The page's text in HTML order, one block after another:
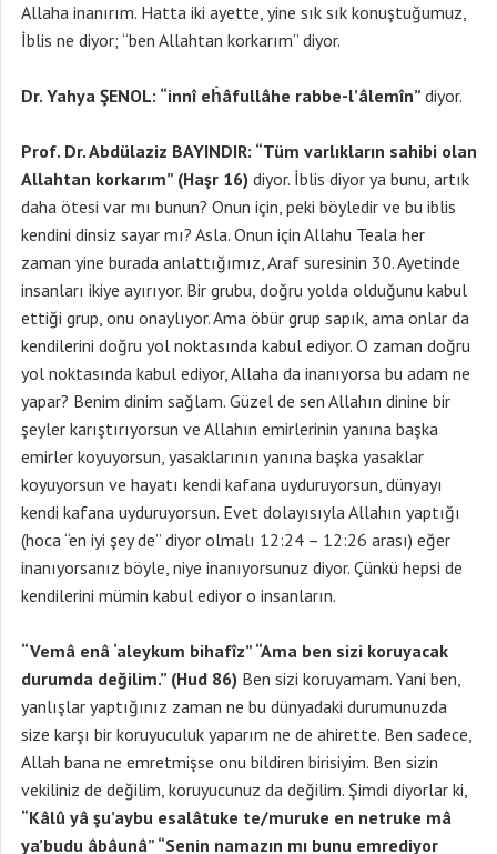
Allaha inanırım. Hatta iki ayette, yine sık sık konuştuğumuz,
İblis ne diyor; “ben Allahtan korkarım” diyor.
Dr. Yahya ŞENOL: “innî eḣâfullâhe rabbe-l’âlemîn” diyor.
Prof. Dr. Abdülaziz BAYINDIR: “Tüm varlıkların sahibi olan
Allahtan korkarım” (Haşr 16) diyor. İblis diyor ya bunu, artık
daha ötesi var mı bunun? Onun için, peki böyledir ve bu iblis
kendini dinsiz sayar mı? Asla. Onun için Allahu Teala her
zaman yine burada anlattığımız, Araf suresinin 30. Ayetinde
insanları ikiye ayırıyor. Bir grubu, doğru yolda olduğunu kabul
ettiği grup, onu onaylıyor. Ama öbür grup sapık, ama onlar da
kendilerini doğru yol noktasında kabul ediyor. O zaman doğru
yol noktasında kabul ediyor, Allaha da inanıyorsa bu adam ne
yapar? Benim dinim sağlam. Güzel de sen Allahın dinine bir
şeyler karıştırıyorsun ve Allahın emirlerinin yanına başka
emirler koyuyorsun, yasaklarının yanına başka yasaklar
koyuyorsun ve hayatı kendi kafana uyduruyorsun, dünyayı
kendi kafana uyduruyorsun. Evet dolayısıyla Allahın yaptığı
(hoca “en iyi şey de” diyor olmalı 12:24 – 12:26 arası) eğer
inanıyorsanız böyle, niye inanıyorsunuz diyor. Çünkü hepsi de
kendilerini mümin kabul ediyor o insanların.
“Vemâ enâ ‘aleykum bihafîz” “Ama ben sizi koruyacak
durumda değilim.” (Hud 86) Ben sizi koruyamam. Yani ben,
yanlışlar yaptığınız zaman ne bu dünyadaki durumunuzda
size karşı bir koruyuculuk yaparım ne de ahirette. Ben sadece,
Allah bana ne emretmişse onu bildiren birisiyim. Ben sizin
vekiliniz de değilim, koruyucunuz da değilim. Şimdi diyorlar ki,
“Kâlû yâ şu’aybu esalâtuke te/muruke en netruke mâ
ya’budu âbâunâ” “Senin namazın mı bunu emrediyor